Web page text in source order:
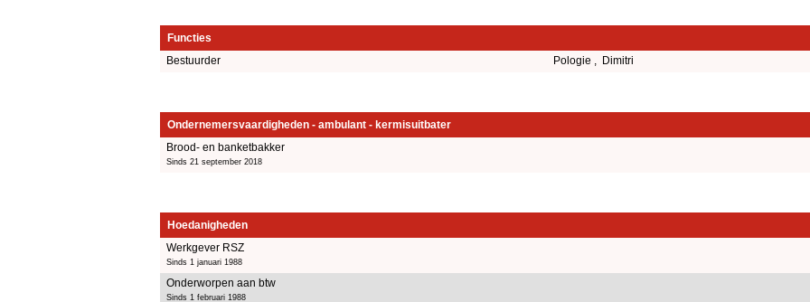
Functies
Bestuurder
Pologie , Dimitri
Ondernemersvaardigheden - ambulant - kermisuitbater
Brood- en banketbakker
Sinds 21 september 2018
Hoedanigheden
Werkgever RSZ
Sinds 1 januari 1988
Onderworpen aan btw
Sinds 1 februari 1988